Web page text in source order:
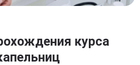
курса